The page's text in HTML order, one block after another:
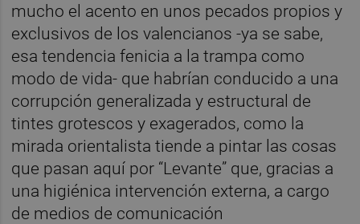
mucho el acento en unos pecados propios y
exclusivos de los valencianos -ya se sabe,
esa tendencia fenicia a la trampa como
modo de vida- que habrían conducido a una
corrupción generalizada y estructural de
tintes grotescos y exagerados, como la
mirada orientalista tiende a pintar las cosas
que pasan aquí por “Levante” que, gracias a
una higiénica intervención externa, a cargo
de medios de comunicación